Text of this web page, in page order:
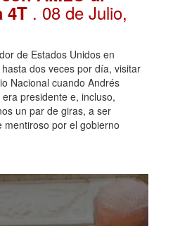
4T . 08 de Julio,
de Estados Unidos en
dos veces por día, visitar
Nacional cuando Andrés
presidente e, incluso,
un par de giras, a ser
mentiroso por el gobierno